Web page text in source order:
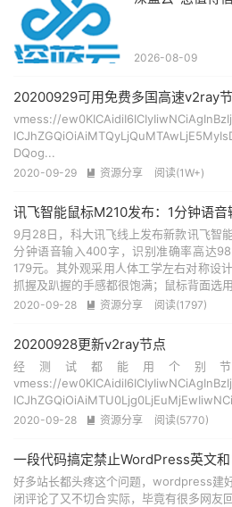
2026-08-09
20200929可用免费多国高速v2ray
vmess://
DQog...
2020-09-29  资源分享 阅读(1W+)
讯飞智能鼠标M210发布：1分钟语
9月28日，科大讯飞线上发布新款讯飞智
分钟语音输入400字，识别准确率高达
179元。其外观采用人体工学左右对称设
抓握及趴握的手感都很饱满；鼠标背面选
2020-09-28  资源分享 阅读(1797)
20200928更新v2ray节点
经测试都能用个别
vmess://
2020-09-28  资源分享 阅读(5770)
一段代码搞定禁止WordPress英文
好多站长都头疼这个问题，wordpress建
闭评论了又不切合实际，毕竟有很多网友